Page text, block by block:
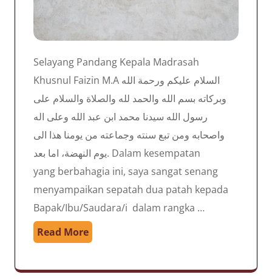
Selayang Pandang Kepala Madrasah
Khusnul Faizin M.A السلام عليكم ورحمة الله
وبركاته بسم الله والحمد لله والصلاة والسلام على
رسول الله سيدنا محمد ابن عبد الله وعلى اله
واصحابه ومن تبع سنته وجماعته من يومنا هذا الى
يوم النهضة، اما بعد. Dalam kesempatan
yang berbahagia ini, saya sangat senang
menyampaikan sepatah dua patah kepada
Bapak/Ibu/Saudara/i dalam rangka …
Read More